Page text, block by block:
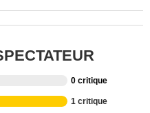
0 critique
1 critique